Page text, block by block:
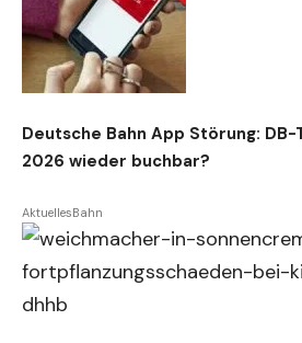
Deutsche Bahn App Störung:
2026 wieder buchbar?
AktuellesBahn